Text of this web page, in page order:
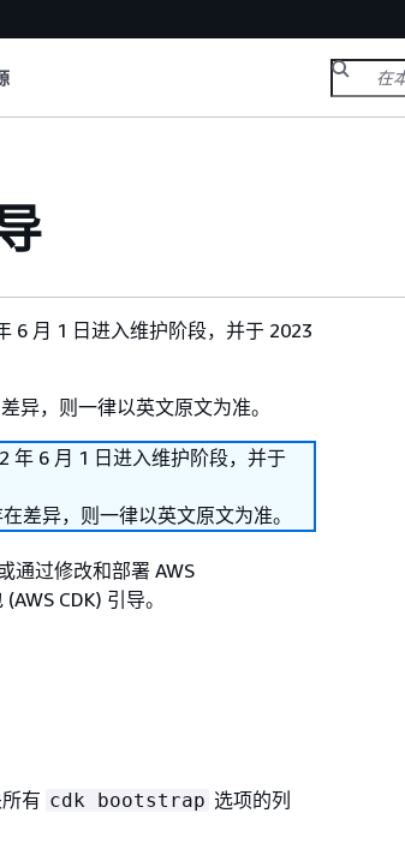
6 月 1 日进入维护阶段，并于 2023
异，则一律以英文原文为准。
年 6 月 1 日进入维护阶段，并于
差异，则一律以英文原文为准。
通过修改和部署 AWS
CDK) 引导。
有 cdk bootstrap 选项的列